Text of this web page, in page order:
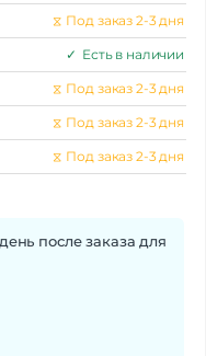
⧖ Под заказ 2-3 дня
✓ Есть в наличии
⧖ Под заказ 2-3 дня
⧖ Под заказ 2-3 дня
⧖ Под заказ 2-3 дня
после заказа для